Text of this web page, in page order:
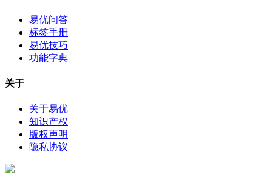
易优问答
标签手册
易优技巧
功能字典
关于
关于易优
知识产权
版权声明
隐私协议